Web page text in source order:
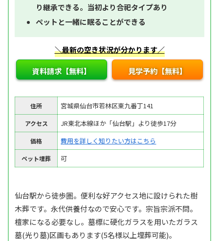
り継承できる。当初より合祀タイプあり
ペットと一緒に眠ることができる
＼最新の空き状況が分かります／
資料請求【無料】 見学予約【無料】
住所 宮城県仙台市若林区東九番丁141
アクセス JR東北本線ほか「仙台駅」より徒歩17分
価格 費用を詳しく知りたい方はこちら
ペット埋葬 可
仙台駅から徒歩圏。便利な好アクセス地に設けられた樹
木葬です。永代供養付なので安心です。宗旨宗派不問。
檀家になる必要なし。墓標に硬化ガラスを用いたガラス
墓(光り墓)区画もあります(5名様以上埋葬可能)。